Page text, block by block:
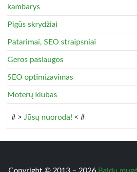
kambarys
Pigūs skrydžiai
Patarimai, SEO straipsniai
Geros paslaugos
SEO optimizavimas
Moterų klubas
# > Jūsų nuoroda! < #